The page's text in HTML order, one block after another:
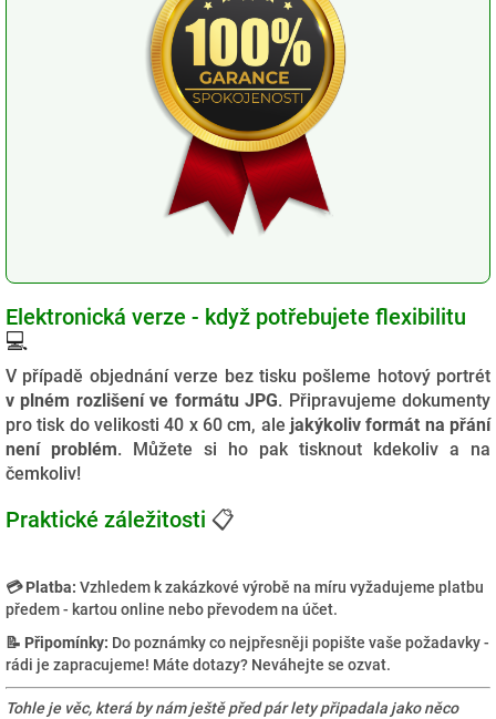
Elektronická verze - když potřebujete flexibilitu
💻
V případě objednání verze bez tisku pošleme hotový portrét
v plném rozlišení ve formátu JPG. Připravujeme dokumenty
pro tisk do velikosti 40 x 60 cm, ale jakýkoliv formát na přání
není problém. Můžete si ho pak tisknout kdekoliv a na
čemkoliv!
Praktické záležitosti 📋
💳 Platba: Vzhledem k zakázkové výrobě na míru vyžadujeme platbu
předem - kartou online nebo převodem na účet.
📝 Připomínky: Do poznámky co nejpřesněji popište vaše požadavky -
rádi je zapracujeme! Máte dotazy? Neváhejte se ozvat.
Tohle je věc, která by nám ještě před pár lety připadala jako něco